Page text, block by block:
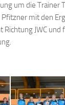
um die Trainer
Pfitzner mit den
Richtung JWC